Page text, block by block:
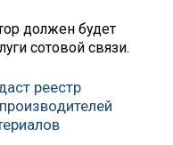
должен будет
сотовой связи.
реестр